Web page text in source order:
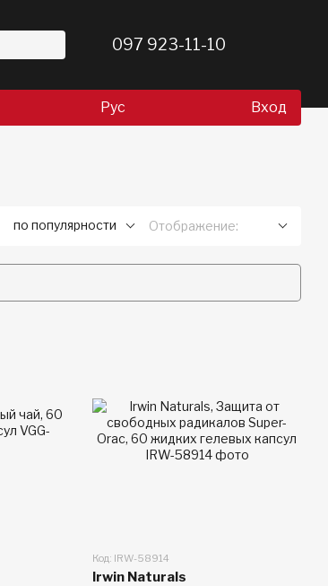
097 923-11-10
Рус Вход
по популярности Отображение:
Код: IRW-58914
Irwin Naturals